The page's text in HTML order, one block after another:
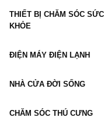
Kem Chống Nắng
…
Sữa rửa mặt cho
Nước cân bằng cho
Vấn đề(*)
THIẾT BỊ CHĂM SÓC SỨC
KHỎE
ĐIỆN MÁY ĐIỆN LẠNH
NHÀ CỬA ĐỜI SỐNG
CHĂM SÓC THÚ CƯNG